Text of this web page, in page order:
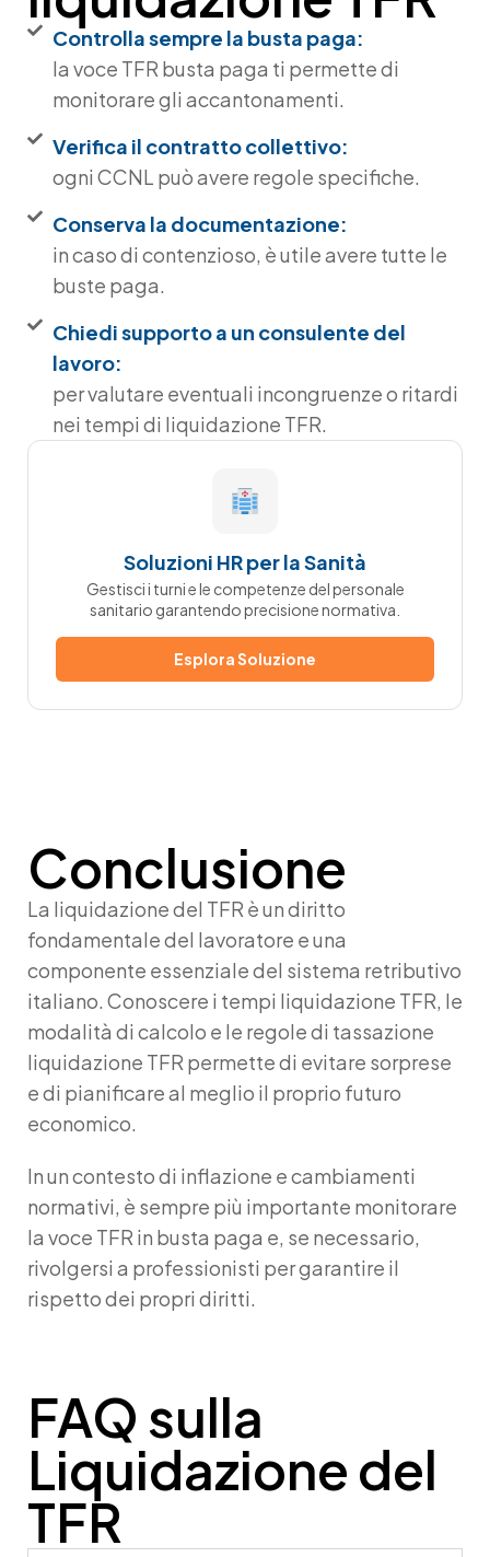
Controlla sempre la busta paga:
la voce TFR busta paga ti permette di
monitorare gli accantonamenti.
Verifica il contratto collettivo:
ogni CCNL può avere regole specifiche.
Conserva la documentazione:
in caso di contenzioso, è utile avere tutte le
buste paga.
Chiedi supporto a un consulente del
lavoro:
per valutare eventuali incongruenze o ritardi
nei tempi di liquidazione TFR.
Soluzioni HR per la Sanità
Gestisci i turni e le competenze del personale
sanitario garantendo precisione normativa.
Esplora Soluzione
Conclusione
La liquidazione del TFR è un diritto
fondamentale del lavoratore e una
componente essenziale del sistema retributivo
italiano. Conoscere i tempi liquidazione TFR, le
modalità di calcolo e le regole di tassazione
liquidazione TFR permette di evitare sorprese
e di pianificare al meglio il proprio futuro
economico.
In un contesto di inflazione e cambiamenti
normativi, è sempre più importante monitorare
la voce TFR in busta paga e, se necessario,
rivolgersi a professionisti per garantire il
rispetto dei propri diritti.
FAQ sulla
Liquidazione del
TFR